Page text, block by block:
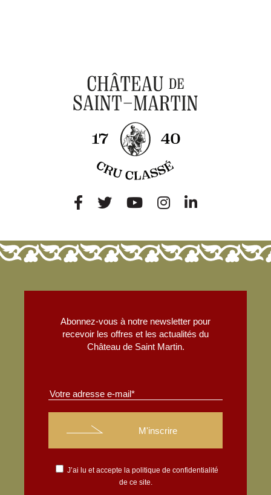
Abonnez-vous à notre newsletter pour
recevoir les offres et les actualités du
Château de Saint Martin.
J’ai lu et accepte la politique de confidentialité
de ce site.